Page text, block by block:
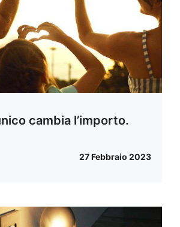
cambia l’importo.
27 Febbraio 2023